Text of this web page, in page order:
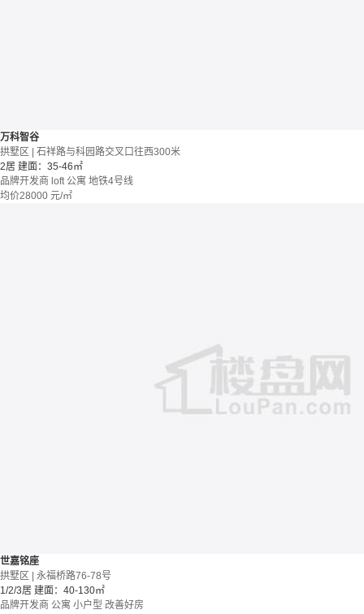
万科智谷
拱墅区 | 石祥路与科园路交叉口往西300米
2居 建面：35-46㎡
品牌开发商 loft 公寓 地铁4号线
均价28000 元/㎡
世嘉铭座
拱墅区 | 永福桥路76-78号
1/2/3居 建面：40-130㎡
品牌开发商 公寓 小户型 改善好房